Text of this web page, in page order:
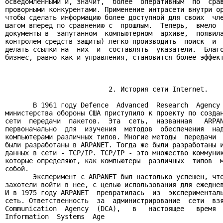
проворными конкурентами. Применение интрасети внутри
чтобы сделать информацию более доступной для своих
шагом вперед по сравнению с  прошлым.  Теперь,  вмело
документы в  запутанном  компьютерном  архиве,
контролем средств защиты) легко производить  поиск  и
делать ссылки на  них  и  составлять  указатели.
бизнес, равно как и управления, становится более
                          2. История сети Internet.
В 1961 году Defence  Advanced  Research
министерства обороны США приступило к проекту по
сети  передачи  пакетов.  Эта  сеть,  названная
первоначально  для  изучения  методов  обеспечения
компьютерами различных типов. Многие методы
были разработаны в ARPANET. Тогда же были
данных в сети - TCP/IP. TCP/IP - это множество
которые определяют, как компьютеры  различных  типов
собой.
Эксперимент с ARPANET был настолько успешен,
захотели войти в нее, с целью использования для
И в 1975 году ARPANET  превратилась  из
сеть. Ответственность  за  администрирование  сети
Communication  Agency  (DCA),   в   настоящее   время
Information  Systems  Age